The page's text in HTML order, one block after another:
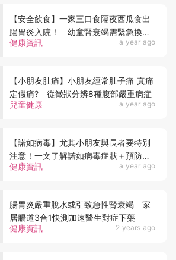
健康資訊 a year ago
【安全飲食】一家三口食隔夜西瓜食出
腸胃炎入院！ 幼童腎衰竭需緊急換血
洗腎保命
兒童健康 a year ago
【小朋友肚痛】小朋友經常肚子痛 真痛
定假痛? 從徵狀分辨8種腹部嚴重病症
健康資訊 a year ago
【諾如病毒】尤其小朋友與長者要特別
注意！一文了解諾如病毒症狀＋預防方
法＋傳播途徑
健康資訊 2 years ago
腸胃炎嚴重脫水或引致急性腎衰竭 家
居腸道3合1快測加速醫生對症下藥